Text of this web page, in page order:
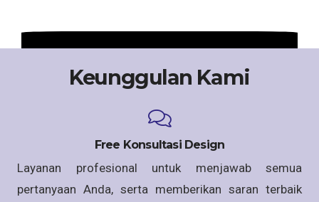
Keunggulan Kami
Free Konsultasi Design
Layanan profesional untuk menjawab semua
pertanyaan Anda, serta memberikan saran terbaik